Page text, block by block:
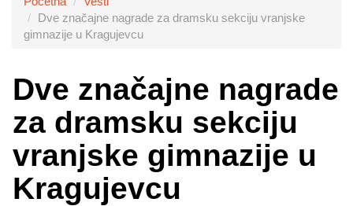
Dve značajne nagrade za dramsku sekciju vranjske
gimnazije u Kragujevcu
Dve značajne nagrade
za dramsku sekciju
vranjske gimnazije u
Kragujevcu